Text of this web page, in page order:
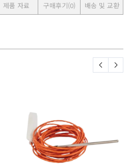
제품 자료 구매후기(0) 배송 및 교환